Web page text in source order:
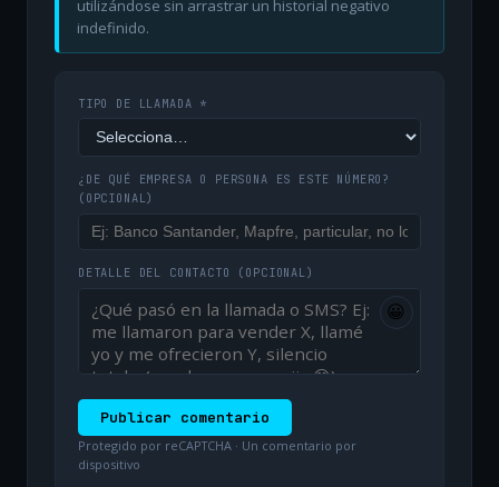
utilizándose sin arrastrar un historial negativo
indefinido.
TIPO DE LLAMADA *
¿DE QUÉ EMPRESA O PERSONA ES ESTE NÚMERO?
(OPCIONAL)
DETALLE DEL CONTACTO (OPCIONAL)
😀
Publicar comentario
Protegido por reCAPTCHA · Un comentario por
dispositivo